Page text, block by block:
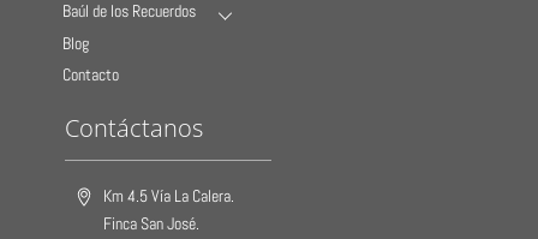
Baúl de los Recuerdos
Blog
Contacto
Contáctanos
Km 4.5 Vía La Calera.
Finca San José.